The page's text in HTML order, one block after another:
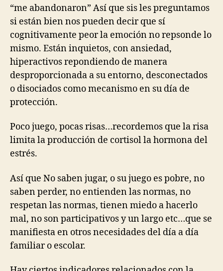
“me abandonaron” Así que sis les preguntamos
si están bien nos pueden decir que sí
cognitivamente peor la emoción no repsonde lo
mismo. Están inquietos, con ansiedad,
hiperactivos repondiendo de manera
desproporcionada a su entorno, desconectados
o disociados como mecanismo en su día de
protección.
Poco juego, pocas risas…recordemos que la risa
limita la producción de cortisol la hormona del
estrés.
Así que No saben jugar, o su juego es pobre, no
saben perder, no entienden las normas, no
respetan las normas, tienen miedo a hacerlo
mal, no son participativos y un largo etc…que se
manifiesta en otros necesidades del día a día
familiar o escolar.